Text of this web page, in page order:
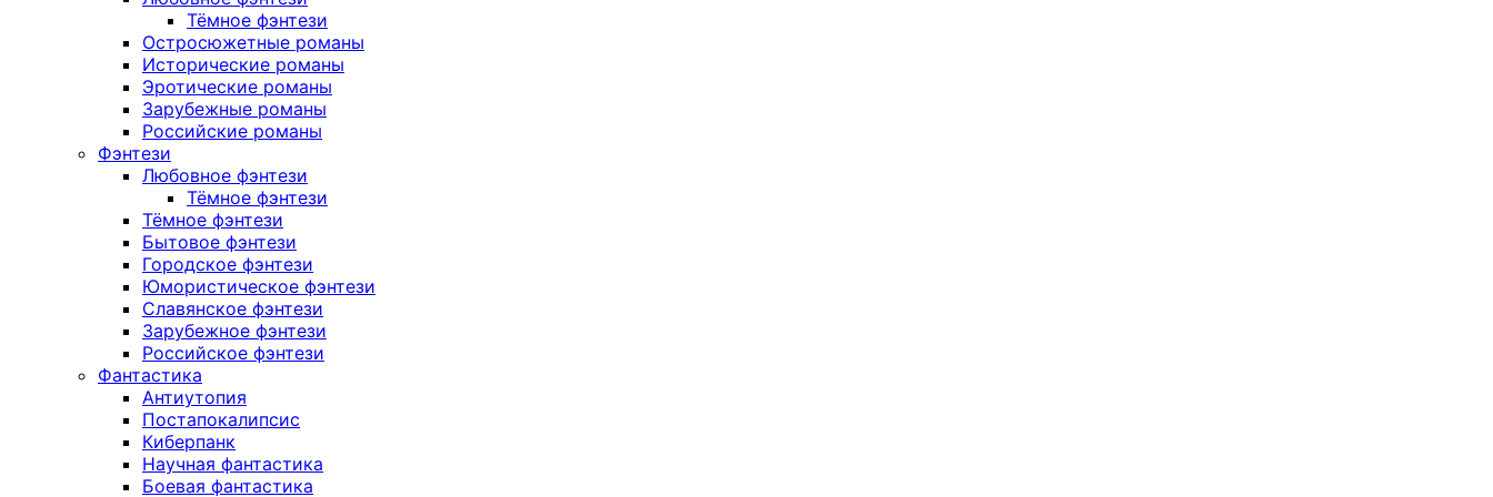
Тёмное фэнтези
Остросюжетные романы
Исторические романы
Эротические романы
Зарубежные романы
Российские романы
Фэнтези
Любовное фэнтези
Тёмное фэнтези
Тёмное фэнтези
Бытовое фэнтези
Городское фэнтези
Юмористическое фэнтези
Славянское фэнтези
Зарубежное фэнтези
Российское фэнтези
Фантастика
Антиутопия
Постапокалипсис
Киберпанк
Научная фантастика
Боевая фантастика